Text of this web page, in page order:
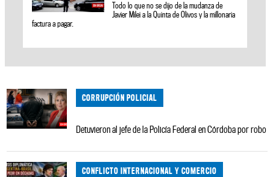
Todo lo que no se dijo de la mudanza de
Javier Milei a la Quinta de Olivos y la millonaria
factura a pagar.
CORRUPCIÓN POLICIAL
Detuvieron al jefe de la Policía Federal en Córdoba por robo
CONFLICTO INTERNACIONAL Y COMERCIO